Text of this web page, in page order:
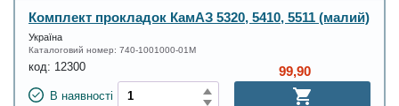
Комплект прокладок КамАЗ 5320, 5410, 5511 (малий)
Україна
Каталоговий номер: 740-1001000-01М
код: 12300
В наявності
99,90